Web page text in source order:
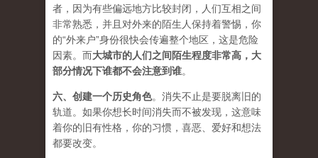
者，因为有些偏远地方比较封闭，人们互相之间
非常熟悉，并且对外来的陌生人保持着警惕，你
的“外来户”身份很快会传遍整个地区，这是危险
因素。而大城市的人们之间陌生程度非常高，大
部分情况下谁都不会注意到谁。
六、 创建一个历史角色。消失不止是要脱离旧的
轨道。如果你想长时间消失而不被发现，这意味
着你的旧有性格，你的习惯，喜恶、爱好和想法
都要改变。